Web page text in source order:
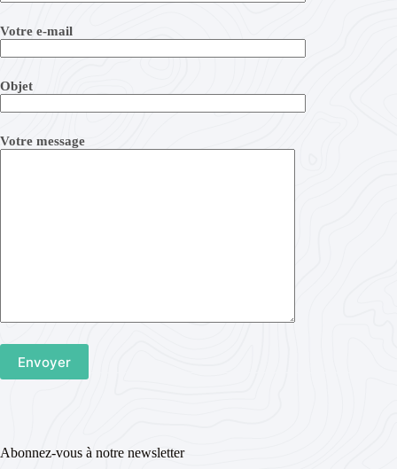
Votre e-mail
Objet
Votre message
Abonnez-vous à notre newsletter